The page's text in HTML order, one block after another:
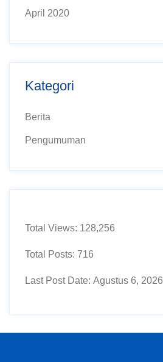
April 2020
Kategori
Berita
Pengumuman
Total Views: 128,256
Total Posts: 716
Last Post Date: Agustus 6, 2026